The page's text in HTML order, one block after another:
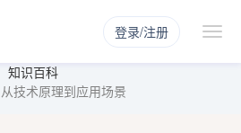
登录/注册
知识百科
技术原理到应用场景